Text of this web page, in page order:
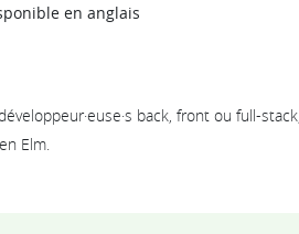
en anglais
back, front ou full-stack,
Elm.